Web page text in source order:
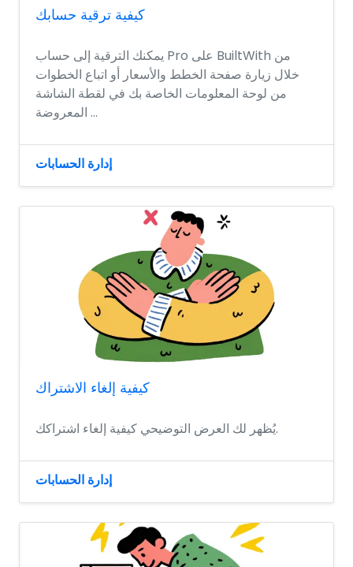
كيفية ترقية حسابك
يمكنك الترقية إلى حساب Pro على BuiltWith من
خلال زيارة صفحة الخطط والأسعار أو اتباع الخطوات
من لوحة المعلومات الخاصة بك في لقطة الشاشة
المعروضة ...
إدارة الحسابات
كيفية إلغاء الاشتراك
يُظهر لك العرض التوضيحي كيفية إلغاء اشتراكك.
إدارة الحسابات